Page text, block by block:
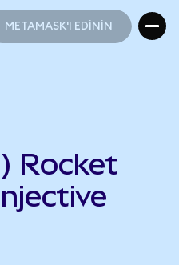
METAMASK'I EDİNİN
Rocket